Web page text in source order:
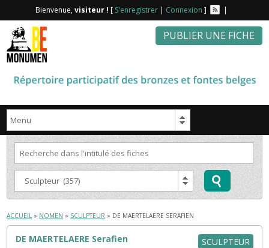
Bienvenue,visiteur ! [ S'enregistrer| Connexion ] |
PUBLIER UNE FICHE
ACCUEIL » NOMEN » SCULPTEUR » DE MAERTELAERE SERAFIEN
SCULPTEUR
DE MAERTELAERE Serafien